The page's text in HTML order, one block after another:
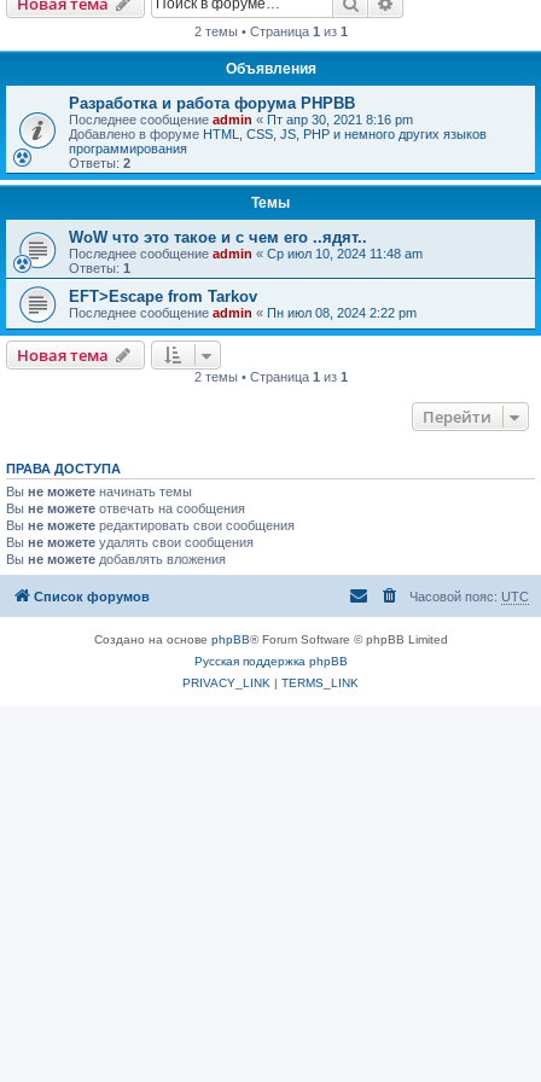
2 темы • Страница 1 из 1
Объявления
Разработка и работа форума PHPBB
Последнее сообщение admin « Пт апр 30, 2021 8:16 pm
Добавлено в форуме HTML, CSS, JS, PHP и немного других языков
программирования
Ответы: 2
Темы
WoW что это такое и с чем его ..ядят..
Последнее сообщение admin « Ср июл 10, 2024 11:48 am
Ответы: 1
EFT>Escape from Tarkov
Последнее сообщение admin « Пн июл 08, 2024 2:22 pm
Новая тема
2 темы • Страница 1 из 1
Перейти
ПРАВА ДОСТУПА
Вы не можете начинать темы
Вы не можете отвечать на сообщения
Вы не можете редактировать свои сообщения
Вы не можете удалять свои сообщения
Вы не можете добавлять вложения
Список форумов Часовой пояс: UTC
Создано на основе phpBB® Forum Software © phpBB Limited
Русская поддержка phpBB
PRIVACY_LINK | TERMS_LINK